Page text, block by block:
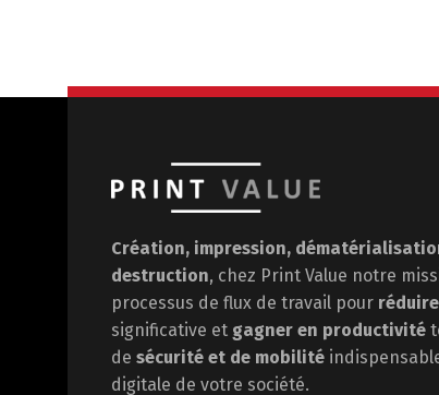
Création, impression,
destruction, chez Print Value notre
processus de flux de travail pour
significative et gagner en productivité
de sécurité et de mobilité
digitale de votre société.